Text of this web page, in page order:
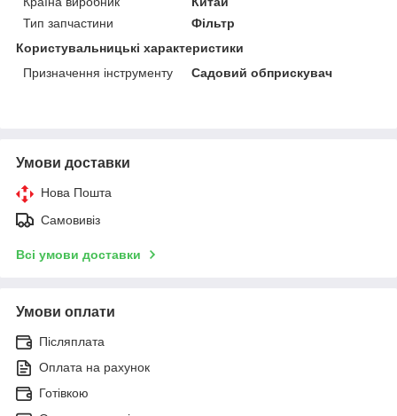
Тип запчастини
Фільтр
Користувальницькі характеристики
Призначення інструменту
Садовий обприскувач
Умови доставки
Нова Пошта
Самовивіз
Всі умови доставки
Умови оплати
Післяплата
Оплата на рахунок
Готівкою